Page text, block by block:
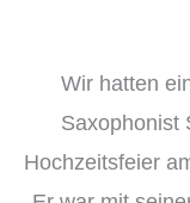
Wir hatten
Saxophonist
Hochzeitsfeier